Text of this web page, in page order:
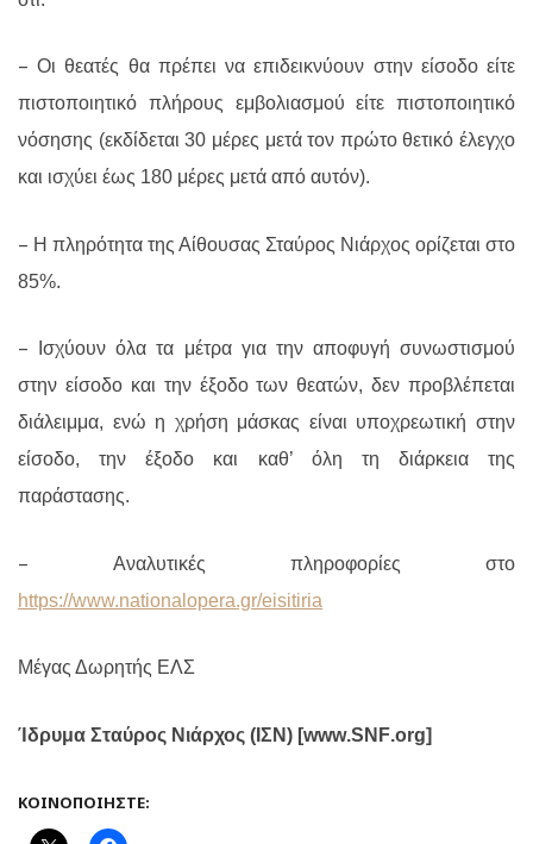
–Οι θεατές θα πρέπει να επιδεικνύουν στην είσοδο είτε
πιστοποιητικό πλήρους εμβολιασμού είτε πιστοποιητικό
νόσησης (εκδίδεται 30 μέρες μετά τον πρώτο θετικό έλεγχο
και ισχύει έως 180 μέρες μετά από αυτόν).
– Η πληρότητα της Αίθουσας Σταύρος Νιάρχος ορίζεται στο
85%.
–
Ισχύουν όλα τα μέτρα για την αποφυγή συνωστισμού
στην είσοδο και την έξοδο των θεατών, δεν προβλέπεται
διάλειμμα, ενώ η χρήση μάσκας είναι υποχρεωτική στην
είσοδο, την έξοδο και καθ’ όλη τη διάρκεια της
παράστασης.
–
Αναλυτικές πληροφορίες στο
https://www.nationalopera.gr/eisitiria
Μέγας Δωρητής ΕΛΣ
Ίδρυμα Σταύρος Νιάρχος ( ΣΝ) [www.SNF.org]
ΚΟΙΝΟΠΟΙΉΣΤΕ: